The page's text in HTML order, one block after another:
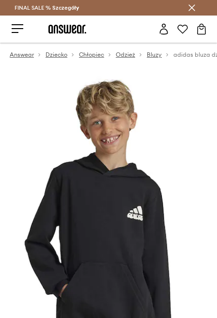
Oszczędzaj z Answear Club >
FINAL SALE % Szczegóły
Answear Dziecko Chłopiec Odzież Bluzy